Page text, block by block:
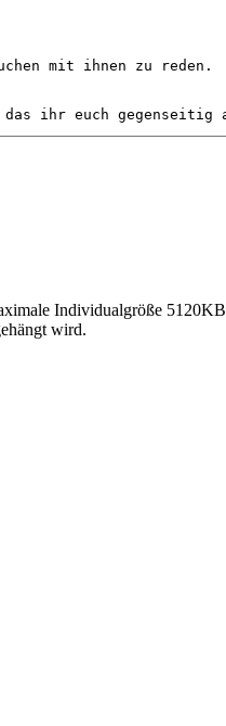
Individualgröße 5120KB
wird.